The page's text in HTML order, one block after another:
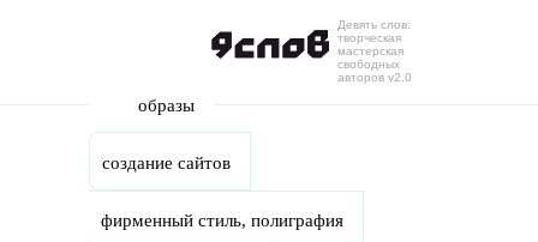
Девять слов:
творческая
мастерская
свободных
авторов v2.0
образы
создание сайтов
фирменный стиль, полиграфия